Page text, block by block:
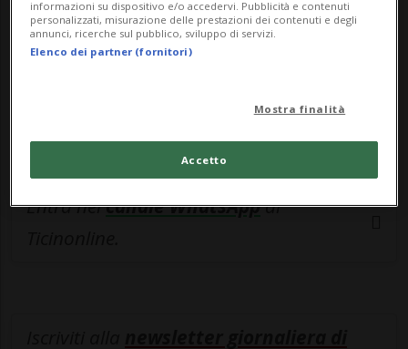
leggere questo articolo, oppure scegli
MyTioAboper accedere all'archivio e
navigare su sito e app senza pubblicità.
Entra nelcanale WhatsAppdi
informazioni su dispositivo e/o accedervi. Pubblicità e contenuti
personalizzati, misurazione delle prestazioni dei contenuti e degli
annunci, ricerche sul pubblico, sviluppo di servizi.
Elenco dei partner (fornitori)
Mostra finalità
Accetto